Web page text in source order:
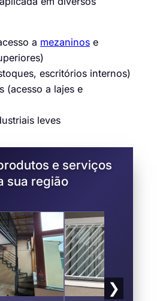
a mezaninos e
escritórios internos)
(acesso a lajes e
leves
e serviços
sua região
❯